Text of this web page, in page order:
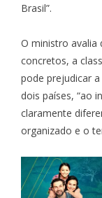
Brasil”.
O ministro avalia
concretos, a
pode prejudicar
dois países, “ao
claramente
organizado e o